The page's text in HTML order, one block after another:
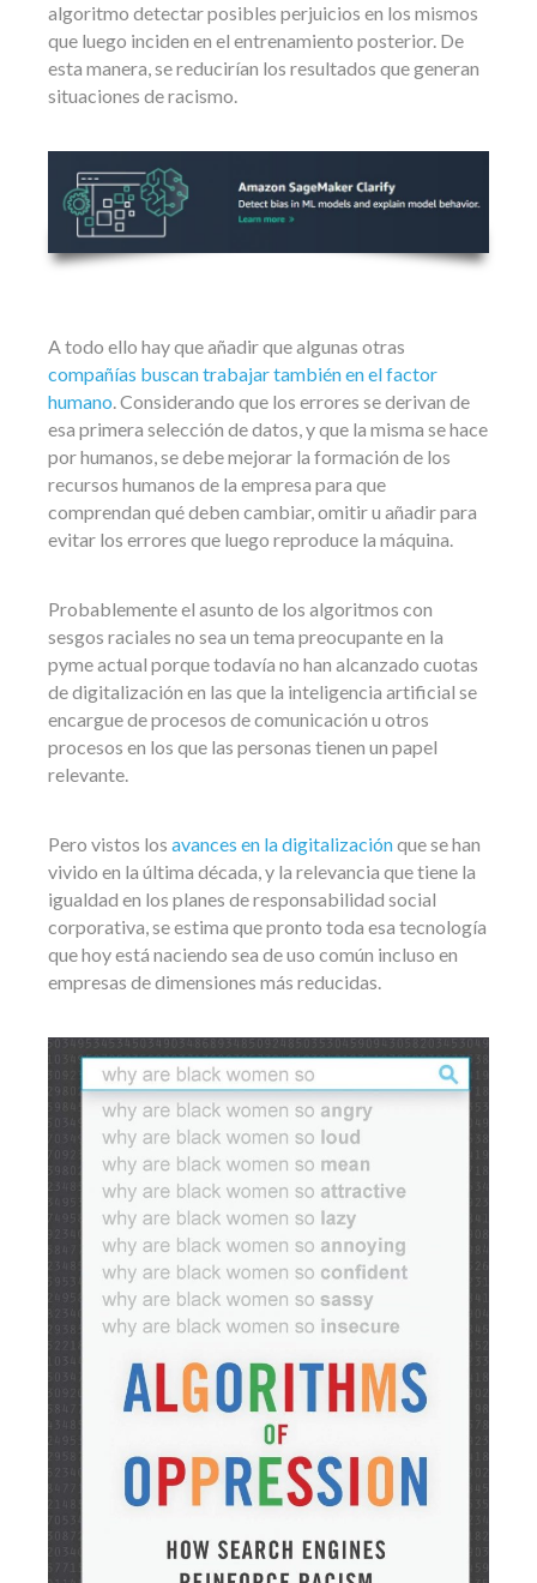
algoritmo detectar posibles perjuicios en los mismos
que luego inciden en el entrenamiento posterior. De
esta manera, se reducirían los resultados que generan
situaciones de racismo.
A todo ello hay que añadir que algunas otras
compañías buscan trabajar también en el factor
humano. Considerando que los errores se derivan de
esa primera selección de datos, y que la misma se hace
por humanos, se debe mejorar la formación de los
recursos humanos de la empresa para que
comprendan qué deben cambiar, omitir u añadir para
evitar los errores que luego reproduce la máquina.
Probablemente el asunto de los algoritmos con
sesgos raciales no sea un tema preocupante en la
pyme actual porque todavía no han alcanzado cuotas
de digitalización en las que la inteligencia artificial se
encargue de procesos de comunicación u otros
procesos en los que las personas tienen un papel
relevante.
Pero vistos los avances en la digitalizaciónque se han
vivido en la última década, y la relevancia que tiene la
igualdad en los planes de responsabilidad social
corporativa, se estima que pronto toda esa tecnología
que hoy está naciendo sea de uso común incluso en
empresas de dimensiones más reducidas.